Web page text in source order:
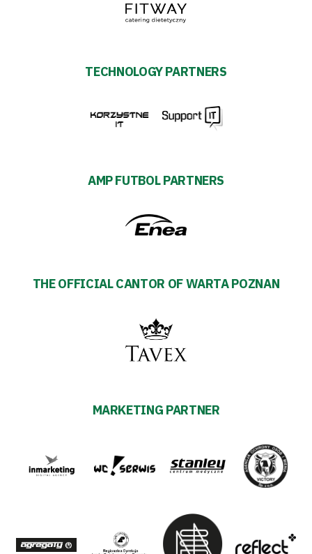
TECHNOLOGY PARTNERS
AMP FUTBOL PARTNERS
THE OFFICIAL CANTOR OF WARTA POZNAN
MARKETING PARTNER